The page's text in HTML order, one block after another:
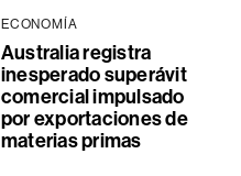
ECONOMÍA
Australia registra
inesperado superávit
comercial impulsado
por exportaciones de
materias primas